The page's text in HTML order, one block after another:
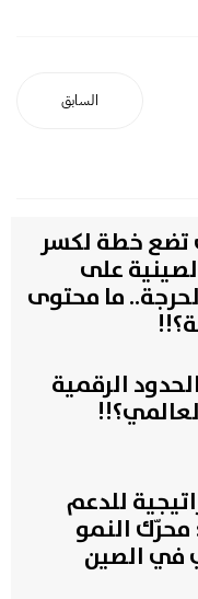
السابق
تضع خطة لكسر
على
ما محتوى
الرقمية
للدعم
النمو
في الصين